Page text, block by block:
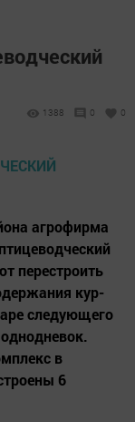
1388 0 0
агрофирма
перестроить
кур-
следующего
в
6